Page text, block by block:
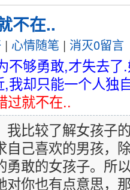
不在..
| 心情随笔 | 消灭0留言
够勇敢,才失去了
我却只能一个人独
过就不在..
我比较了解女孩子
自己喜欢的男孩，
勇敢的女孩子。所
对你也有点意思，